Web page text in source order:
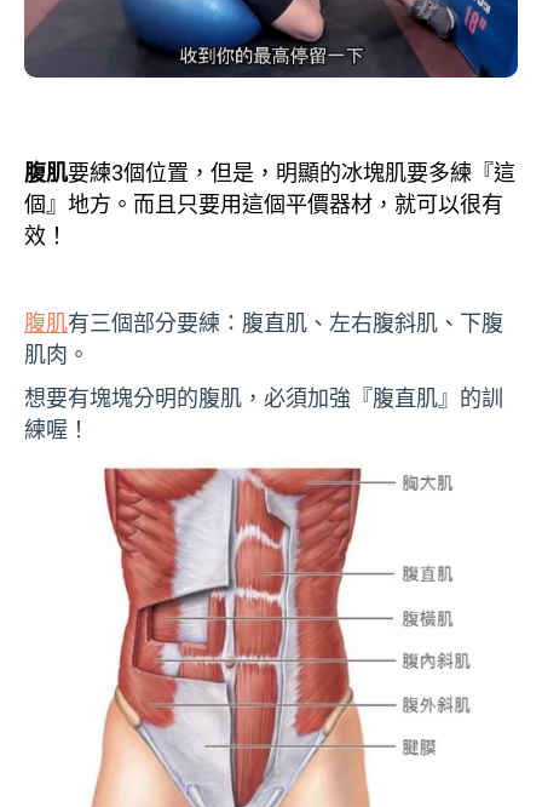
腹肌要練3個位置，但是，明顯的冰塊肌要多練『這
個』地方。而且只要用這個平價器材，就可以很有
效！
腹肌有三個部分要練：腹直肌、左右腹斜肌、下腹
肌肉。
想要有塊塊分明的腹肌，必須加強『腹直肌』的訓
練喔！